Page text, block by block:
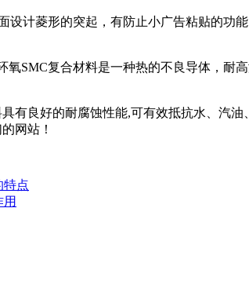
设计菱形的突起，有防止小广告粘贴的
SMC复合材料是一种热的不良导体，耐
有良好的耐腐蚀性能,可有效抵抗水、汽
网站！
特点